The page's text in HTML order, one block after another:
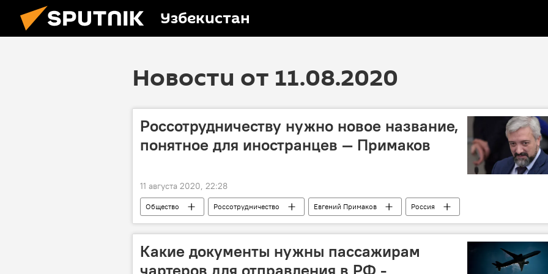
Узбекистан
Новости от 11.08.2020
Россотрудничеству нужно новое название,
понятное для иностранцев — Примаков
11 августа 2020, 22:28
Общество Россотрудничество Евгений Примаков Россия
Какие документы нужны пассажирам